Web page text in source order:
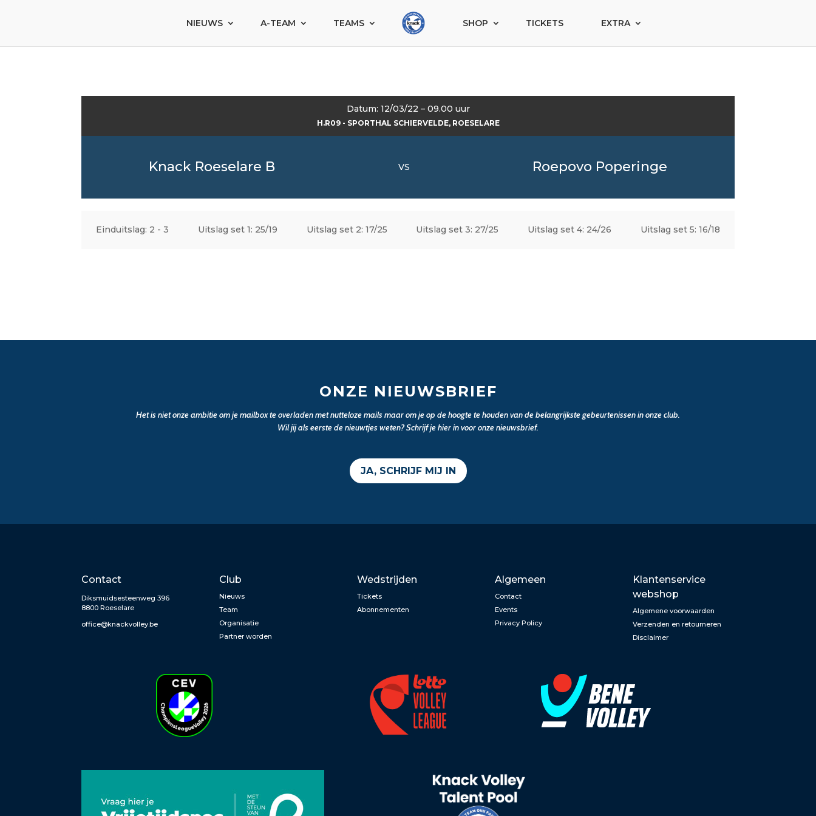
NIEUWS A-TEAM TEAMS SHOP TICKETS EXTRA
Datum: 12/03/22 – 09.00 uur
H.R09 - SPORTHAL SCHIERVELDE, ROESELARE
Knack Roeselare B VS Roepovo Poperinge
Einduitslag: 2 - 3 Uitslag set 1: 25/19 Uitslag set 2: 17/25 Uitslag set 3: 27/25 Uitslag set 4: 24/26 Uitslag set 5: 16/18
ONZE NIEUWSBRIEF
Het is niet onze ambitie om je mailbox te overladen met nutteloze mails maar om je op de hoogte te houden van de belangrijkste gebeurtenissen in onze club.
Wil jij als eerste de nieuwtjes weten? Schrijf je hier in voor onze nieuwsbrief.
JA, SCHRIJF MIJ IN
Contact
Diksmuidsesteenweg 396
8800 Roeselare
office@knackvolley.be
Club
Nieuws
Team
Organisatie
Partner worden
Wedstrijden
Tickets
Abonnementen
Algemeen
Contact
Events
Privacy Policy
Klantenservice
webshop
Algemene voorwaarden
Verzenden en retourneren
Disclaimer